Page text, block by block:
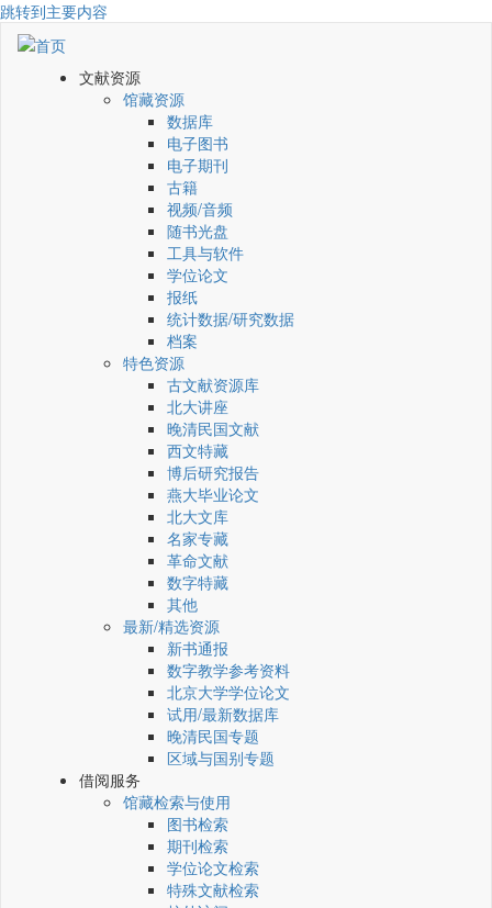
跳转到主要内容
文献资源
馆藏资源
数据库
电子图书
电子期刊
古籍
视频/音频
随书光盘
工具与软件
学位论文
报纸
统计数据/研究数据
档案
特色资源
古文献资源库
北大讲座
晚清民国文献
西文特藏
博后研究报告
燕大毕业论文
北大文库
名家专藏
革命文献
数字特藏
其他
最新/精选资源
新书通报
数字教学参考资料
北京大学学位论文
试用/最新数据库
晚清民国专题
区域与国别专题
借阅服务
馆藏检索与使用
图书检索
期刊检索
学位论文检索
特殊文献检索